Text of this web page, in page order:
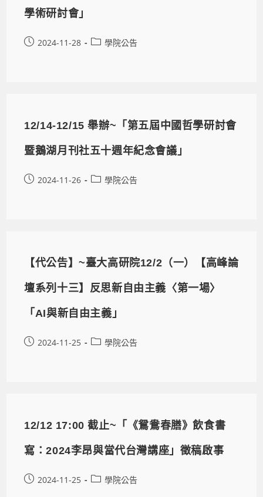
學術研討會」
2024-11-28 學院公告
12/14-12/15 舉辦~「第五屆中國哲學研討會
暨鵝湖月刊社五十週年紀念會議」
2024-11-26 學院公告
【代公告】~臺大高研院12/2（一）【高峰論
壇系列十三】反思新自由主義〈第一場〉
「AI與新自由主義」
2024-11-25 學院公告
12/12 17:00 截止~「《鴛鴦春膳》飲食書
寫：2024李昂與當代台灣講座」徵稿啟事
2024-11-25 學院公告